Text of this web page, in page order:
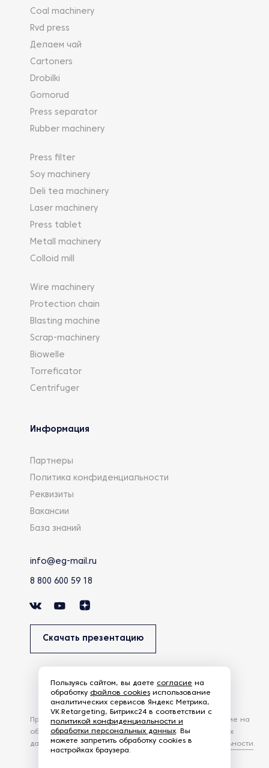
Coal machinery
Rvd press
Делаем чай
Cartoners
Drobilki
Gornorud
Press separator
Rubber machinery
Press filter
Soy machinery
Deli tea machinery
Laser machinery
Press tablet
Metall machinery
Colloid mill
Wire machinery
Protection chain
Blasting machine
Scrap-machinery
Biowelle
Torreficator
Centrifuger
Информация
Партнеры
Политика конфиденциальности
Реквизиты
Вакансии
База знаний
info@eg-mail.ru
8 800 600 59 18
Скачать презентацию
Продолжая использовать наш сайт, вы даете согласие на
обработку файлов Cookies и других пользовательских
данных, в соответствии сПолитикой конфиденциальности.
Пользуясь сайтом, вы даете согласие на
обработку файлов cookies использование
аналитических сервисов Яндекс Метрика,
VK.Retargeting, Битрикс24 в соответствии с
политикой конфиденциальности и
обработки персональных данных. Вы
можете запретить обработку cookies в
настройках браузера.